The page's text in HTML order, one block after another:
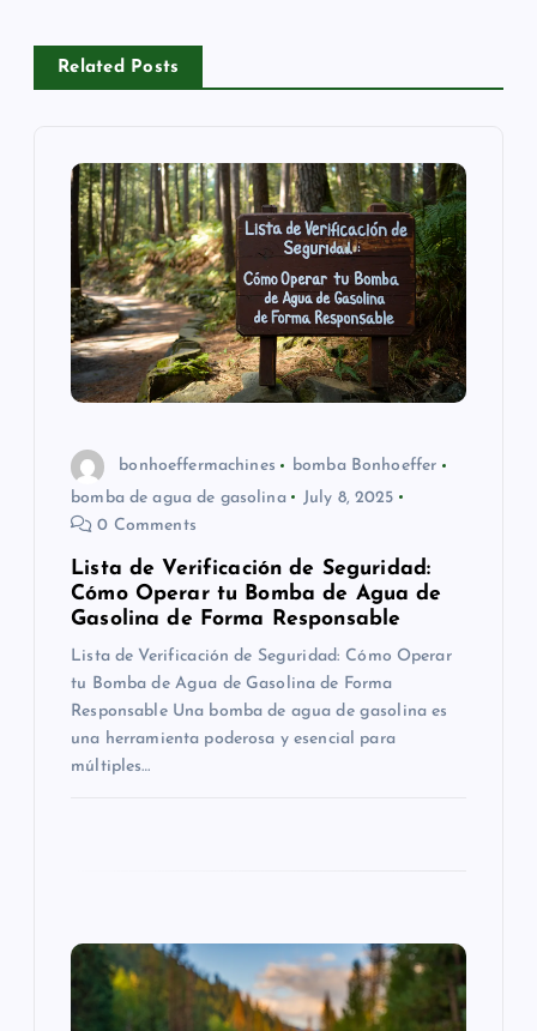
a
Related Posts
bonhoeffermachines
bomba Bonhoeffer
bomba de agua de gasolina
July 8, 2025
0 Comments
Lista de Verificación de Seguridad:
Cómo Operar tu Bomba de Agua de
Gasolina de Forma Responsable
Lista de Verificación de Seguridad: Cómo Operar
tu Bomba de Agua de Gasolina de Forma
Responsable Una bomba de agua de gasolina es
una herramienta poderosa y esencial para
múltiples…